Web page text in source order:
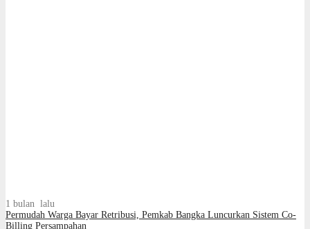
1 bulan lalu
Permudah Warga Bayar Retribusi, Pemkab Bangka Luncurkan Sistem Co-
Billing Persampahan